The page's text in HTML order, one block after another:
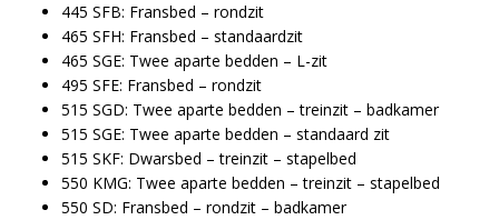
445 SFB: Fransbed – rondzit
465 SFH: Fransbed – standaardzit
465 SGE: Twee aparte bedden – L-zit
495 SFE: Fransbed – rondzit
515 SGD: Twee aparte bedden – treinzit – badkamer
515 SGE: Twee aparte bedden – standaard zit
515 SKF: Dwarsbed – treinzit – stapelbed
550 KMG: Twee aparte bedden – treinzit – stapelbed
550 SD: Fransbed – rondzit – badkamer